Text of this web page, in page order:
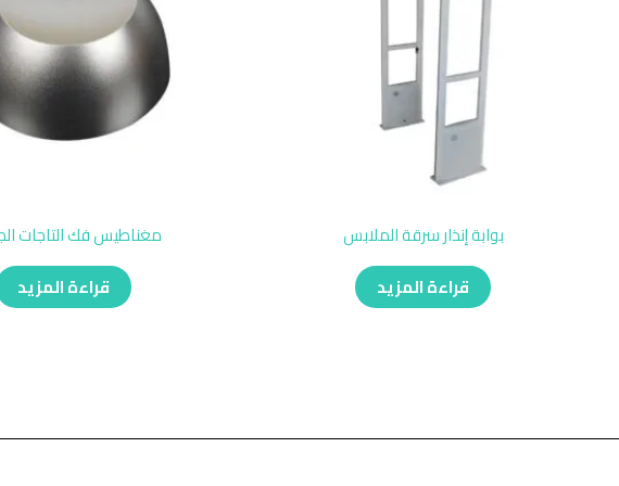
بوابة إنذار سرقة الملابس
قراءة المزيد
مغناطيس فك التاجات
قراءة المزيد